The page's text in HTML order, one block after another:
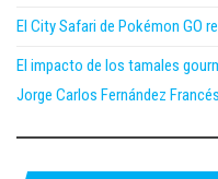
El City Safari de Pokémon GO
El impacto de los tamales
Jorge Carlos Fernández Francés